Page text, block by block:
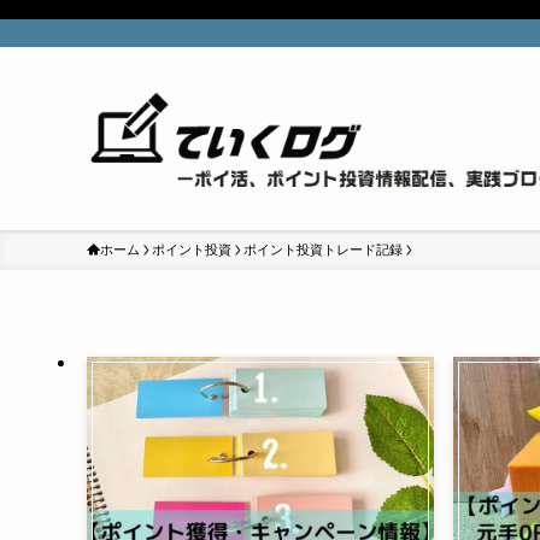
ホーム ポイント投資 ポイント投資トレード記録